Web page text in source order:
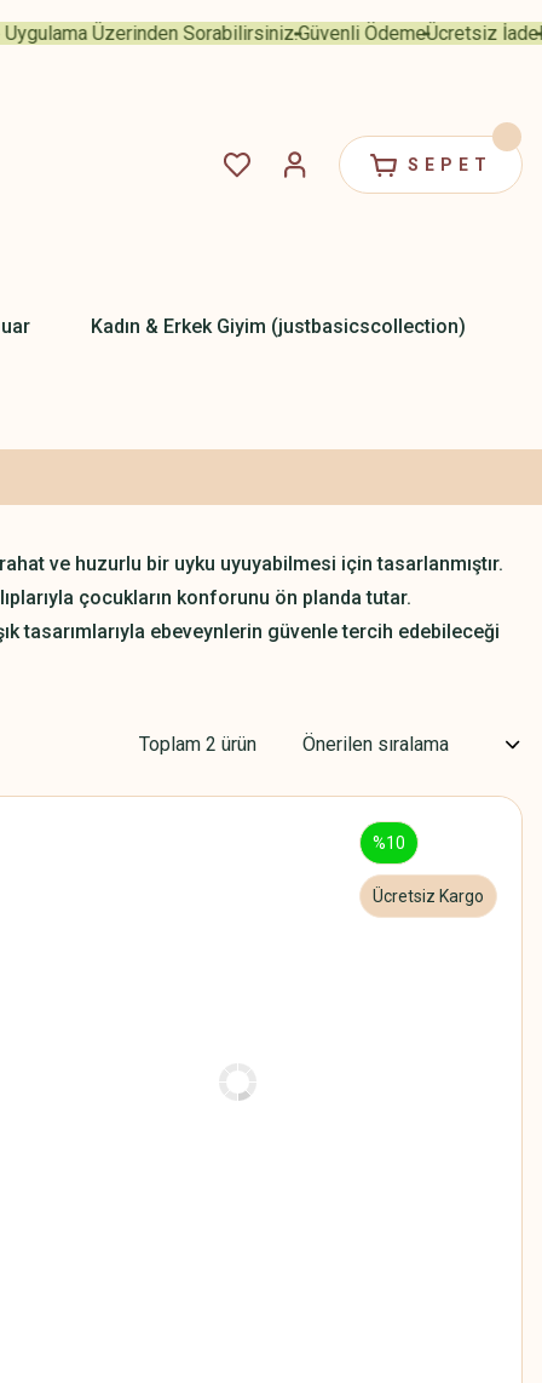
Üzerinden Sorabilirsiniz.Güvenli ÖdemeÜcretsiz İade
SEPET
Kadın & Erkek Giyim (justbasicscollection)
ve huzurlu bir uyku uyuyabilmesi için tasarlanmıştır.
çocukların konforunu ön planda tutar.
tasarımlarıyla ebeveynlerin güvenle tercih edebileceği
Toplam 2 ürün
%10
Ücretsiz Kargo